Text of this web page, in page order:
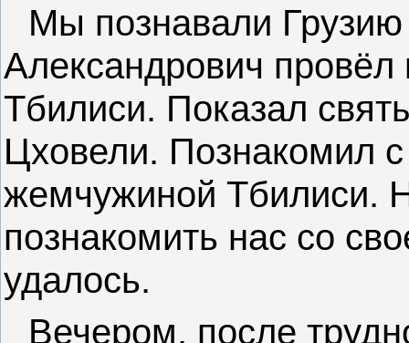
Мы познавали
Александрович провёл
Тбилиси. Показал
Цховели. Познакомил
жемчужиной Тбилиси.
познакомить нас со
удалось.
Вечером, после